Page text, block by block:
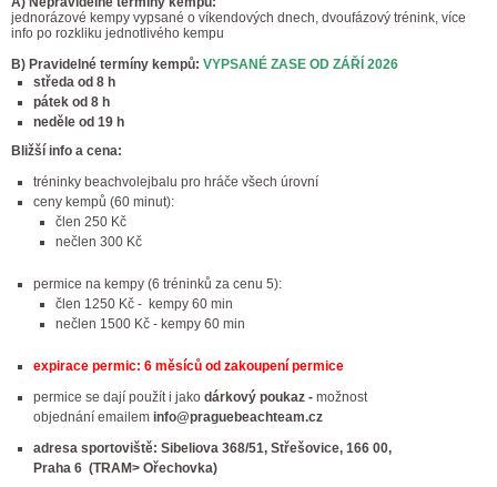
jednorázové kempy vypsané o víkendových dnech, dvoufázový trénink, více
info po rozkliku jednotlivého kempu
B) Pravidelné termíny kempů: VYPSANÉ ZASE OD ZÁŘÍ 2026
středa od 8 h
pátek od 8 h
neděle od 19 h
Bližší info a cena:
tréninky beachvolejbalu pro hráče všech úrovní
ceny kempů (60 minut):
člen 250 Kč
nečlen 300 Kč
permice na kempy (6 tréninků za cenu 5):
člen 1250 Kč - kempy 60 min
nečlen 1500 Kč - kempy 60 min
expirace permic: 6 měsíců od zakoupení permice
permice se dají použít i jako dárkový poukaz - možnost
objednání emailem info@praguebeachteam.cz
adresa sportoviště: Sibeliova 368/51, Střešovice, 166 00,
Praha 6 (TRAM> Ořechovka)